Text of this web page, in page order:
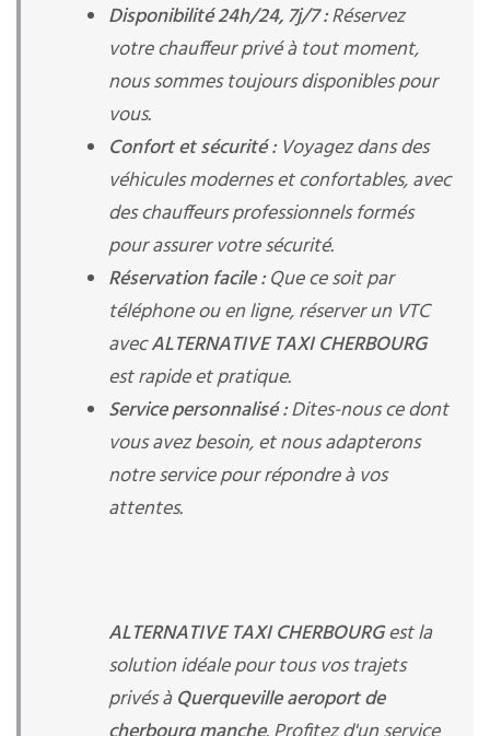
Disponibilité 24h/24, 7j/7 :Réservez
votre chauffeur privé à tout moment,
nous sommes toujours disponibles pour
vous.
Confort et sécurité :Voyagez dans des
véhicules modernes et confortables, avec
des chauffeurs professionnels formés
pour assurer votre sécurité.
Réservation facile :Que ce soit par
téléphone ou en ligne, réserver un VTC
avecALTERNATIVE TAXI CHERBOURG
est rapide et pratique.
Service personnalisé :Dites-nous ce dont
vous avez besoin, et nous adapterons
notre service pour répondre à vos
attentes.
ALTERNATIVE TAXI CHERBOURGest la
solution idéale pour tous vos trajets
privés àQuerqueville aeroport de